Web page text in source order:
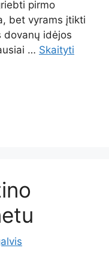
pirmo
bet vyrams įtikti
dovanų idėjos
… Skaityti